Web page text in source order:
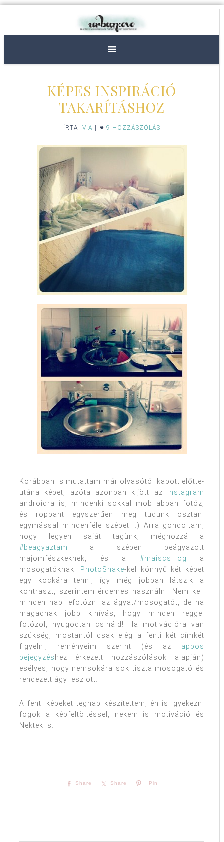
KÉPES INSPIRÁCIÓ
TAKARÍTÁSHOZ
ÍRTA: VIA 9 HOZZÁSZÓLÁS
Korábban is mutattam már olvasótól kapott előtte-
utána képet, azóta azonban kijött az
Instagram
androidra is, mindenki sokkal mobilabban fotóz,
és roppant egyszerűen meg tudunk osztani
egymással mindenféle szépet. :) Arra gondoltam,
hogy legyen saját tagünk, méghozzá a
#beagyaztam
a szépen beágyazott
majomfészkeknek, és a #maiscsillog a
mosogatóknak.
PhotoShake-kel könnyű két képet
egy kockára tenni, így még jobban látszik a
kontraszt, szerintem érdemes használni. Nem kell
minden nap lefotózni az ágyat/mosogatót, de ha
magadnak jobb kihívás, hogy minden reggel
fotózol, nyugodtan csináld! Ha motivációra van
szükség, mostantól csak elég a fenti két címkét
figyelni, reményeim szerint (és az appos
bejegyzés hez érkezett hozzászólások alapján)
esélyes, hogy nemsokára sok tiszta mosogató és
rendezett ágy lesz ott.
A fenti képeket tegnap készítettem, én is igyekezni
fogok a képfeltöltéssel, nekem is motiváció és
Nektek is.
Share Share Pin